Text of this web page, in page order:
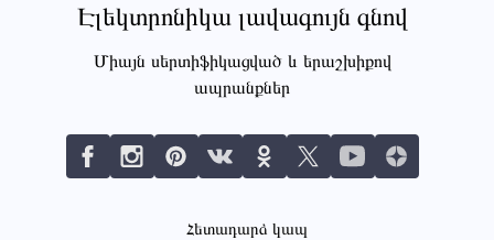
Էլեկտրոնիկա լավագույն գնով
Միայն սերտիֆիկացված և երաշխիքով
ապրանքներ
Հետադարձ կապ